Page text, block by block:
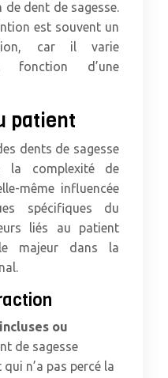
dent de sagesse.
est souvent un
car il varie
fonction d’une
patient
dents de sagesse
la complexité de
même influencée
spécifiques du
liés au patient
majeur dans la
ou
de sagesse
n’a pas percé la